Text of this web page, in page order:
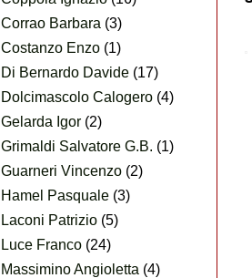
Corrao Barbara (3)
Costanzo Enzo (1)
Di Bernardo Davide (17)
Dolcimascolo Calogero (4)
Gelarda Igor (2)
Grimaldi Salvatore G.B. (1)
Guarneri Vincenzo (2)
Hamel Pasquale (3)
Laconi Patrizio (5)
Luce Franco (24)
Massimino Angioletta (4)